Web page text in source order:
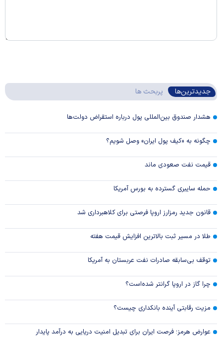
جدیدترین‌ها پربحث ها
هشدار صندوق بین‌المللی پول درباره استقراض دولت‌ها
چگونه به «کیف پول ایران» وصل شویم؟
قیمت نفت صعودی ماند
حمله سایبری گسترده به بورس آمریکا
قانون جدید رمزارز اروپا فرصتی برای کلاهبرداری شد
طلا در مسیر ثبت بالاترین افزایش قیمت هفته
توقف بی‌سابقه صادرات نفت عربستان به آمریکا
چرا گاز در اروپا گرانتر شده‌است؟
مزیت رقابتی آینده بانکداری چیست؟
عوارض هرمز؛ فرصت ایران برای تبدیل امنیت دریایی به درآمد پایدار